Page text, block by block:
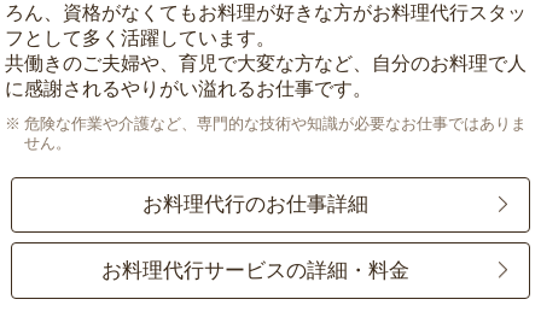
ろん、資格がなくてもお料理が好きな方がお料理代行スタッ
フとして多く活躍しています。
共働きのご夫婦や、育児で大変な方など、自分のお料理で人
に感謝されるやりがい溢れるお仕事です。
危険な作業や介護など、専門的な技術や知識が必要なお仕事ではありま
せん。
お料理代行のお仕事詳細
お料理代行サービスの詳細・料金